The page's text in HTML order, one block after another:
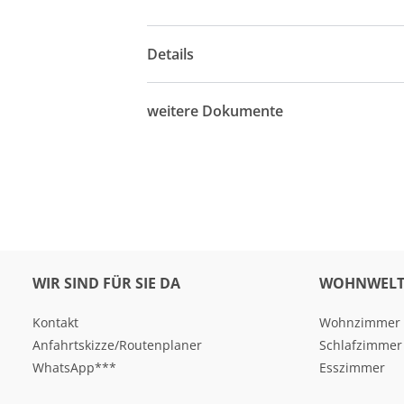
Details
weitere Dokumente
WIR SIND FÜR SIE DA
Kontakt
Anfahrtskizze/Routenplaner
WhatsApp***
Wohnzimmer
Schlafzimmer
Esszimmer